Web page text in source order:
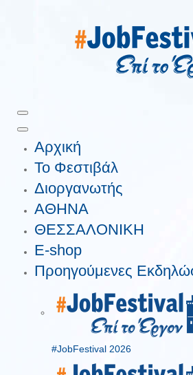
Αρχική
Το Φεστιβάλ
Διοργανωτής
ΑΘΗΝΑ
ΘΕΣΣΑΛΟΝΙΚΗ
E-shop
Προηγούμενες
#JobFestival 2026